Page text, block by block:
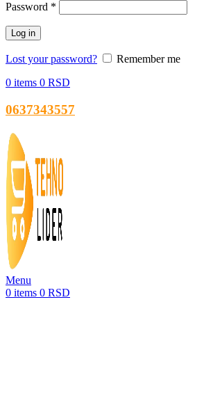
Password *
Log in
Lost your password?
Remember me
0 items 0 RSD
0637343557
Menu
0 items 0 RSD